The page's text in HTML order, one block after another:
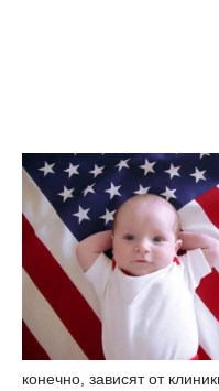
конечно, зависят от